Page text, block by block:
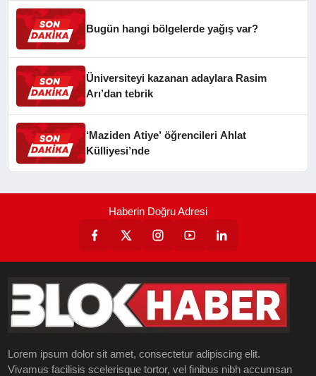
Bugün hangi bölgelerde yağış var?
Üniversiteyi kazanan adaylara Rasim
Arı’dan tebrik
‘Maziden Atiye’ öğrencileri Ahlat
Külliyesi’nde
Haberin Doğru Adresi
Lorem ipsum dolor sit amet, consectetur adipiscing elit.
Vivamus facilisis scelerisque tortor, vel finibus nibh accumsan